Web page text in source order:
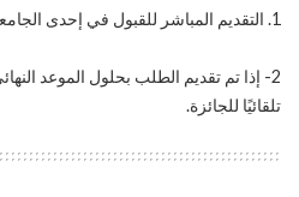
التقديم المباشر للقبول في إحدى
2- إذا تم تقديم الطلب بحلول الموعد
تلقائيًا للجائزة.